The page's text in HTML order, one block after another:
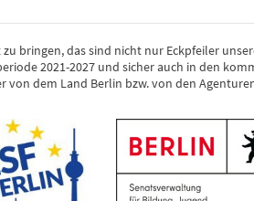
bringen, das sind nicht nur Eckpfeiler
2021-2027 und sicher auch in den
dem Land Berlin bzw. von den